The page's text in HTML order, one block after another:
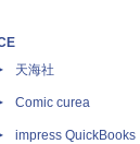
天海社
Comic curea
impress QuickBooks